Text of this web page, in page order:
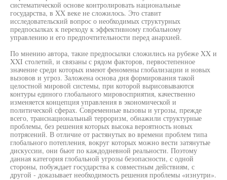
систематической основе контролировать национальные
государства, в XX веке не сложилось. Это ставит
исследовательский вопрос о необходимых структурных
предпосылках к переходу к эффективному глобальному
управлению и его предпочтительности перед анархией.
По мнению автора, такие предпосылки сложились на рубеже XX и
XXI столетий, и связаны с рядом факторов, первостепенное
значение среди которых имеют феномены глобализации и новых
вызовов и угроз. Заложена основа дня формирования такой
целостной мировой системы, при которой вырисовываются
контуры единого глобального мировосприятия, качественно
изменяется концепция управления в экономической и
политической сферах. Современные вызовы и угрозы, прежде
всего, транснациональный терроризм, обнажили структурные
проблемы, без решения которых высока вероятность новых
потрясений. В отличие от растянутых во времени проблем типа
глобального потепления, вокруг которых можно вести затянутые
дискуссии, они бьют по каждодневной реальности. Поэтому
данная категория глобальной угрозы безопасности, с одной
стороны, побуждает государства к совместным действиям, с
другой - доказывает необходимость решения проблемы «изнутри».